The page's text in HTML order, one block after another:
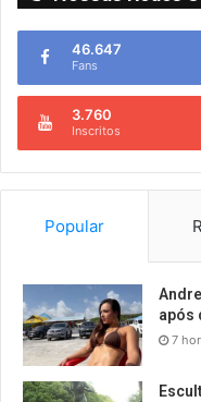
46.647
Fans
3.760
Inscritos
Popular
após
7